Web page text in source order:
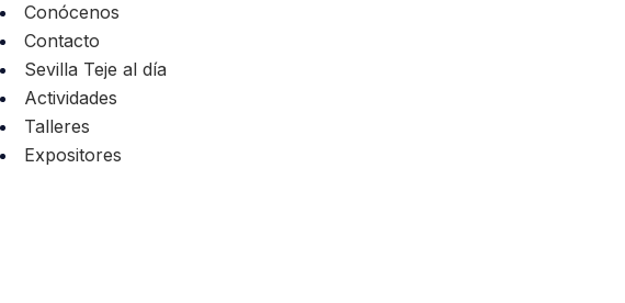
Conócenos
Contacto
Sevilla Teje al día
Actividades
Talleres
Expositores